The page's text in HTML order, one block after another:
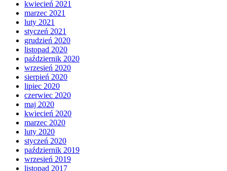
kwiecień 2021
marzec 2021
luty 2021
styczeń 2021
grudzień 2020
listopad 2020
październik 2020
wrzesień 2020
sierpień 2020
lipiec 2020
czerwiec 2020
maj 2020
kwiecień 2020
marzec 2020
luty 2020
styczeń 2020
październik 2019
wrzesień 2019
listopad 2017